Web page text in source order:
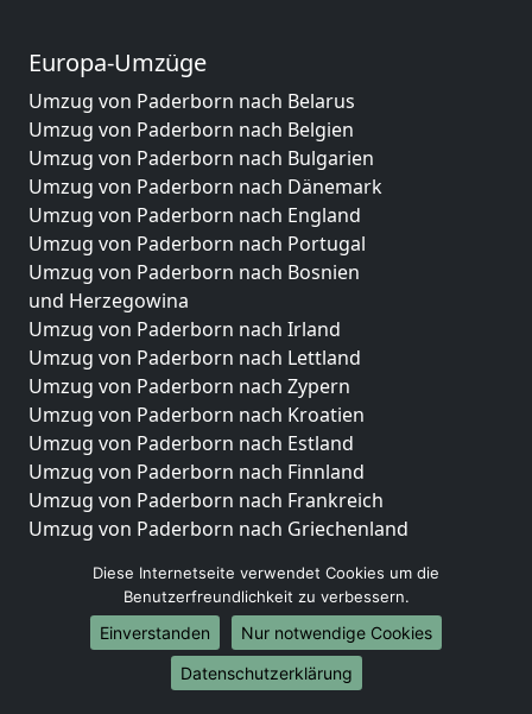
Europa-Umzüge
Umzug von Paderborn nach Belarus
Umzug von Paderborn nach Belgien
Umzug von Paderborn nach Bulgarien
Umzug von Paderborn nach Dänemark
Umzug von Paderborn nach England
Umzug von Paderborn nach Portugal
Umzug von Paderborn nach Bosnien
und Herzegowina
Umzug von Paderborn nach Irland
Umzug von Paderborn nach Lettland
Umzug von Paderborn nach Zypern
Umzug von Paderborn nach Kroatien
Umzug von Paderborn nach Estland
Umzug von Paderborn nach Finnland
Umzug von Paderborn nach Frankreich
Umzug von Paderborn nach Griechenland
Umzug von Paderborn nach Liechtenstein
Umzug von Paderborn nach Luxemburg
Umzug von Paderborn nach Niederlande
Umzug von Paderborn nach Norwegen
Diese Internetseite verwendet Cookies um die
Benutzerfreundlichkeit zu verbessern.
Einverstanden
Nur notwendige Cookies
Datenschutzerklärung